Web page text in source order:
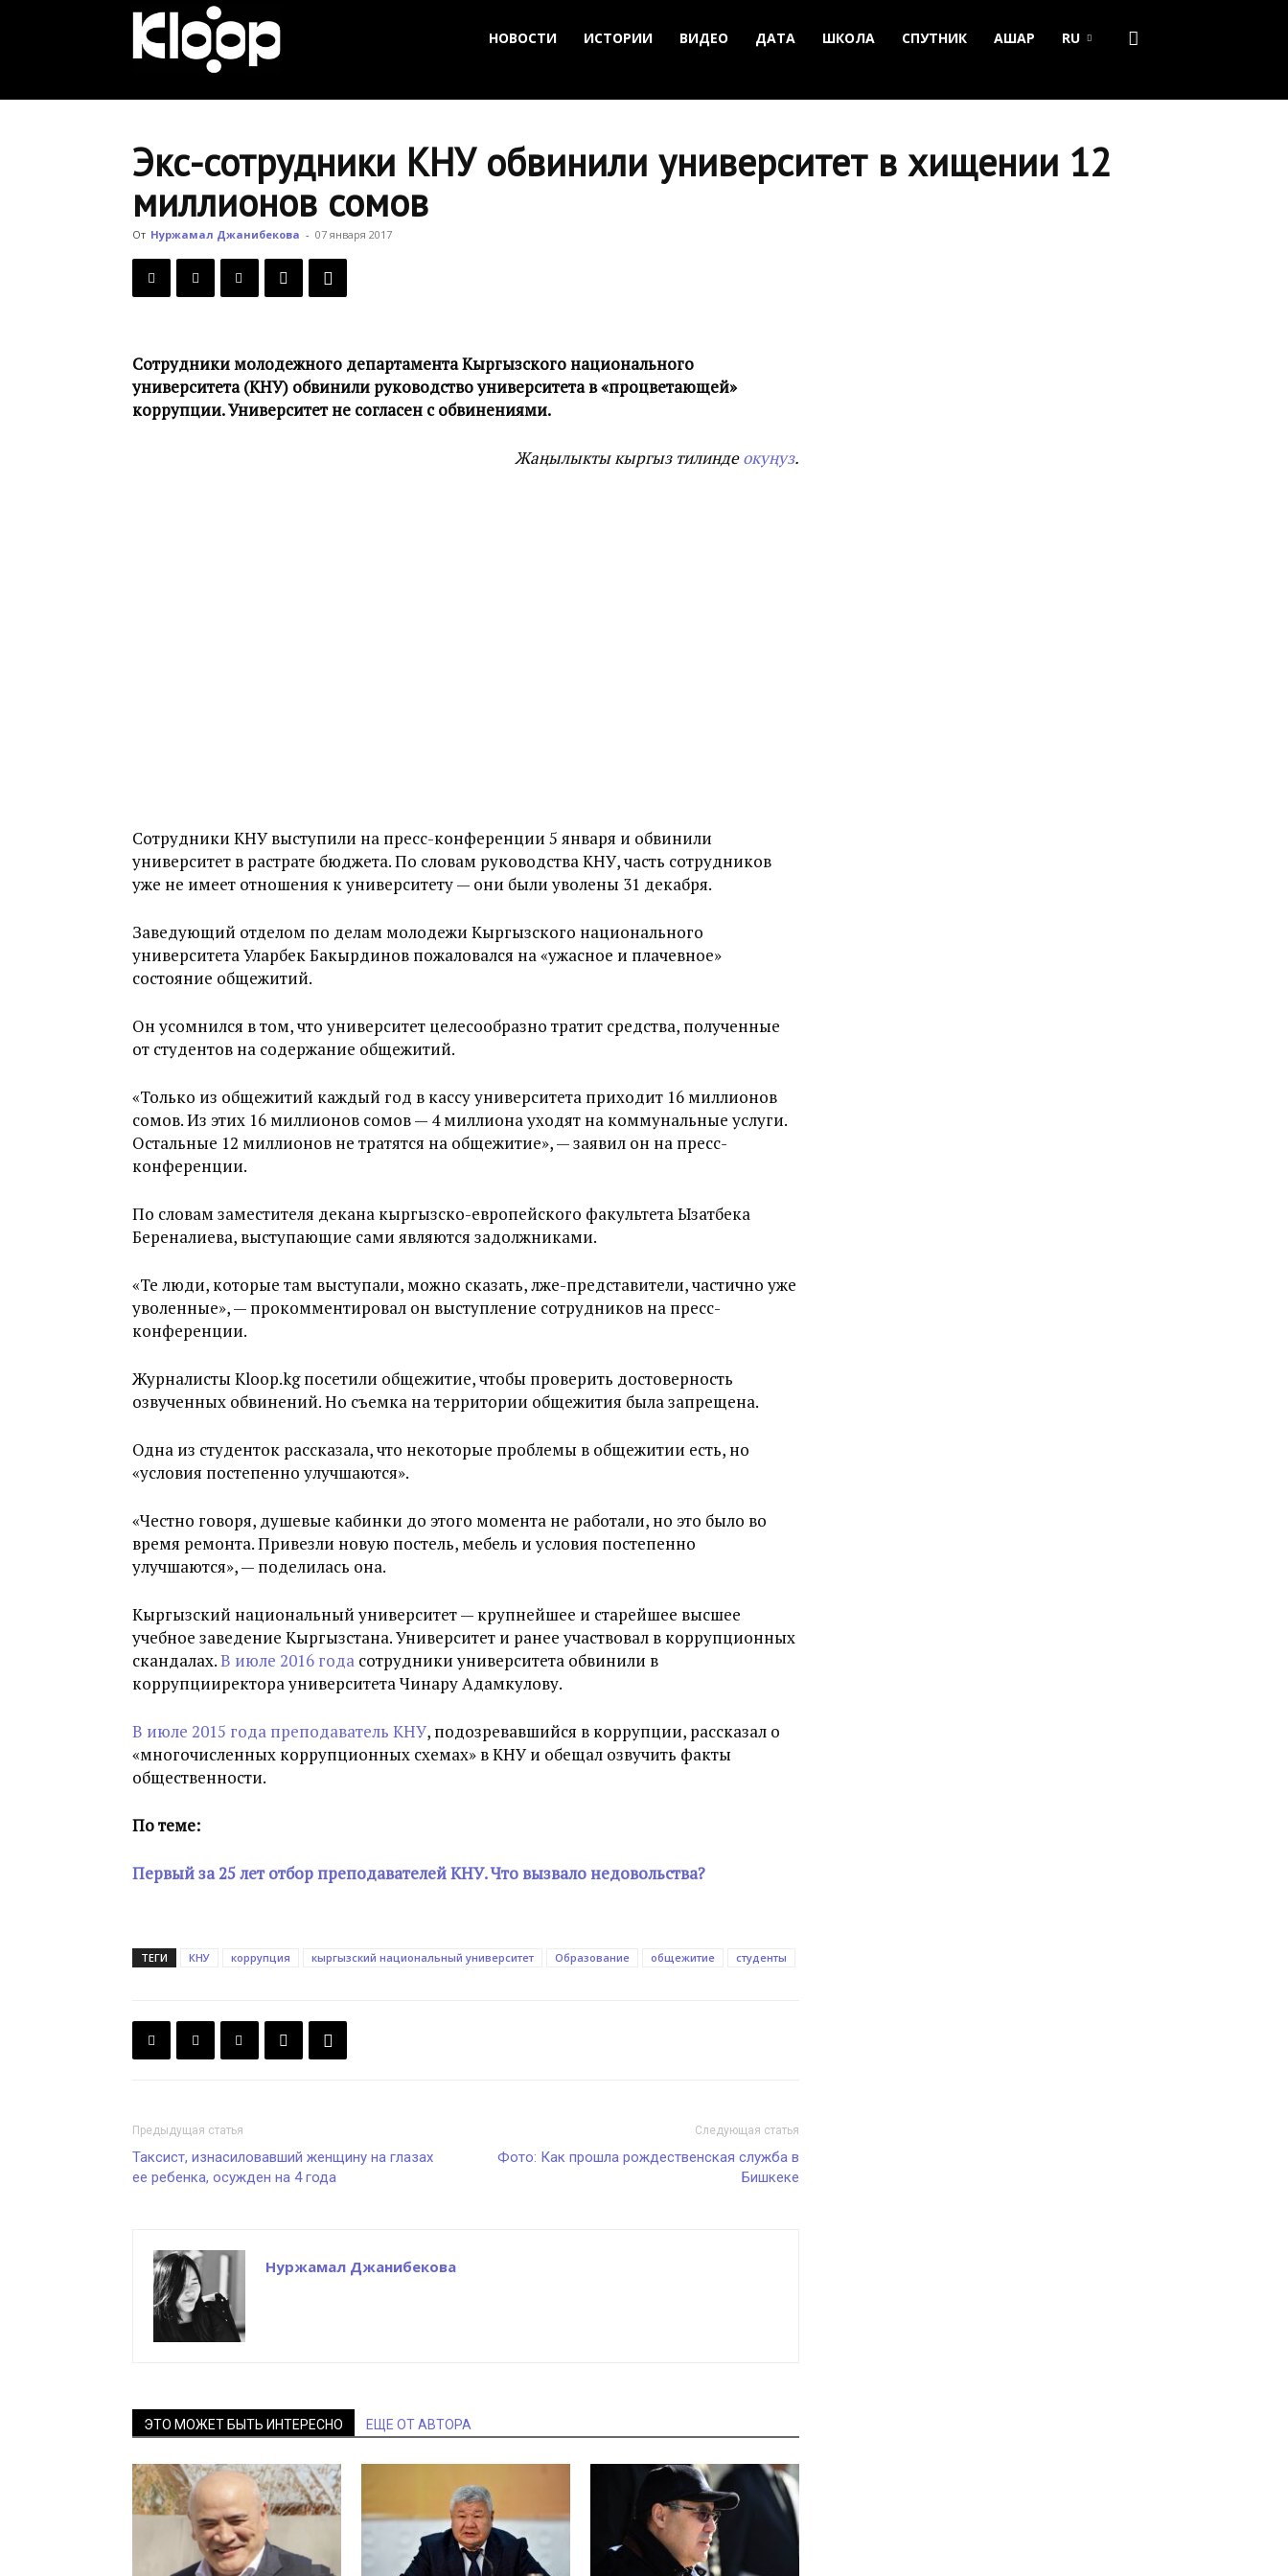
Новости
Кыргызстана
НОВОСТИ ИСТОРИИ ВИДЕО ДАТА ШКОЛА СПУТНИК АШАР RU
Экс-сотрудники КНУ обвинили университет в хищении 12
миллионов сомов
От Нуржамал Джанибекова - 07 января 2017
Сотрудники молодежного департамента Кыргызского национального
университета (КНУ) обвинили руководство университета в «процветающей»
коррупции. Университет не согласен с обвинениями.
Жаңылыкты кыргыз тилиндеокуңуз.
Сотрудники КНУ выступили на пресс-конференции 5 января и обвинили
университет в растрате бюджета. По словам руководства КНУ, часть сотрудников
уже не имеет отношения к университету — они были уволены 31 декабря.
Заведующий отделом по делам молодежи Кыргызского национального
университета Уларбек Бакырдинов пожаловался на «ужасное и плачевное»
состояние общежитий.
Он усомнился в том, что университет целесообразно тратит средства, полученные
от студентов на содержание общежитий.
«Только из общежитий каждый год в кассу университета приходит 16 миллионов
сомов. Из этих 16 миллионов сомов — 4 миллиона уходят на коммунальные услуги.
Остальные 12 миллионов не тратятся на общежитие», — заявил он на пресс-
конференции.
По словам заместителя декана кыргызско-европейского факультета Ызатбека
Береналиева, выступающие сами являются задолжниками.
«Те люди, которые там выступали, можно сказать, лже-представители, частично уже
уволенные», — прокомментировал он выступление сотрудников на пресс-
конференции.
Журналисты Kloop.kg посетили общежитие, чтобы проверить достоверность
озвученных обвинений. Но съемка на территории общежития была запрещена.
Одна из студенток рассказала, что некоторые проблемы в общежитии есть, но
«условия постепенно улучшаются».
«Честно говоря, душевые кабинки до этого момента не работали, но это было во
время ремонта. Привезли новую постель, мебель и условия постепенно
улучшаются», — поделилась она.
Кыргызский национальный университет — крупнейшее и старейшее высшее
учебное заведение Кыргызстана. Университет и ранее участвовал в коррупционных
скандалах.В июле 2016 года сотрудники университета обвинили в
коррупцииректора университета Чинару Адамкулову.
В июле 2015 года преподаватель КНУ, подозревавшийся в коррупции, рассказал о
«многочисленных коррупционных схемах» в КНУ и обещал озвучить факты
общественности.
По теме:
Первый за 25 лет отбор преподавателей КНУ. Что вызвало недовольства?
ТЕГИ КНУ коррупция кыргызский национальный университет Образование общежитие студенты
Предыдущая статья
Таксист, изнасиловавший женщину на глазах
ее ребенка, осужден на 4 года
Следующая статья
Фото: Как прошла рождественская служба в
Бишкеке
Нуржамал Джанибекова
ЭТО МОЖЕТ БЫТЬ ИНТЕРЕСНО ЕЩЕ ОТ АВТОРА